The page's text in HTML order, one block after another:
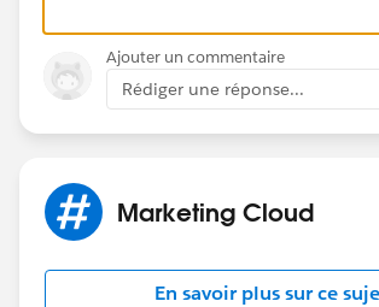
Ajouter un commentaire
Rédiger une réponse...
Marketing Cloud
En savoir plus sur ce